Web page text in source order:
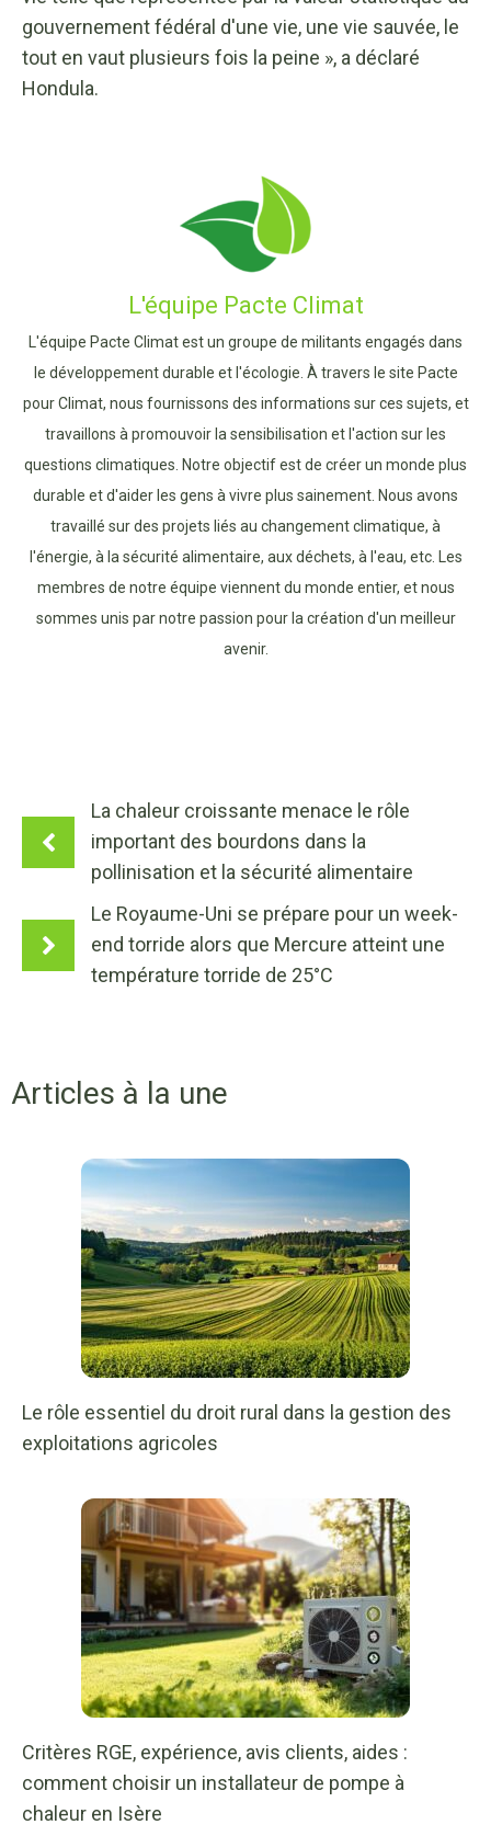
gouvernement fédéral d'une vie, une vie sauvée, le
tout en vaut plusieurs fois la peine », a déclaré
Hondula.
L'équipe Pacte Climat
L'équipe Pacte Climat est un groupe de militants engagés dans
le développement durable et l'écologie. À travers le site Pacte
pour Climat, nous fournissons des informations sur ces sujets, et
travaillons à promouvoir la sensibilisation et l'action sur les
questions climatiques. Notre objectif est de créer un monde plus
durable et d'aider les gens à vivre plus sainement. Nous avons
travaillé sur des projets liés au changement climatique, à
l'énergie, à la sécurité alimentaire, aux déchets, à l'eau, etc. Les
membres de notre équipe viennent du monde entier, et nous
sommes unis par notre passion pour la création d'un meilleur
avenir.
La chaleur croissante menace le rôle
important des bourdons dans la
pollinisation et la sécurité alimentaire
Le Royaume-Uni se prépare pour un week-
end torride alors que Mercure atteint une
température torride de 25°C
Articles à la une
Le rôle essentiel du droit rural dans la gestion des
exploitations agricoles
Critères RGE, expérience, avis clients, aides :
comment choisir un installateur de pompe à
chaleur en Isère